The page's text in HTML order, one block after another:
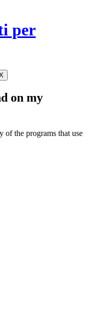
per
on my
of the programs that use